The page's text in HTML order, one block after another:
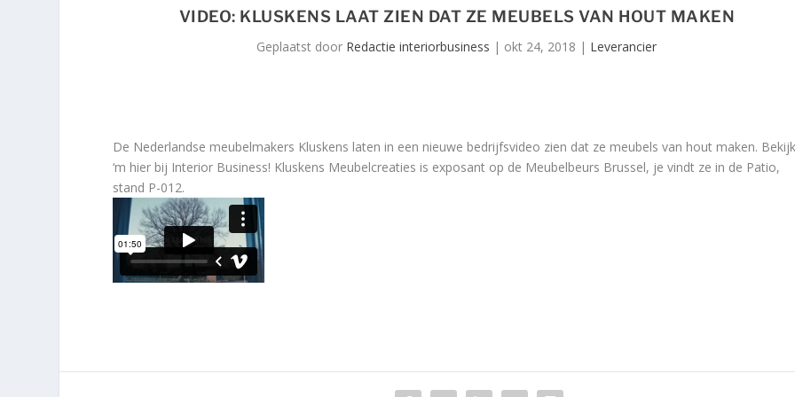
VIDEO: KLUSKENS LAAT ZIEN DAT ZE MEUBELS VAN HOUT MAKEN
Geplaatst door Redactie interiorbusiness | okt 24, 2018 | Leverancier
De Nederlandse meubelmakers Kluskens laten in een nieuwe bedrijfsvideo zien dat ze meubels van hout maken.
‘m hier bij Interior Business! Kluskens Meubelcreaties is exposant op de Meubelbeurs Brussel, je vindt ze in de Patio,
stand P-012.